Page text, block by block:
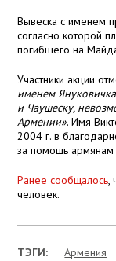
Вывеска с именем
согласно которой
погибшего на
Участники акции
именем
и Чаушеску,
Армении». Имя
2004 г. в
за помощь армянам
Ранее сообщалось,
человек.
ТЭГИ: Армения